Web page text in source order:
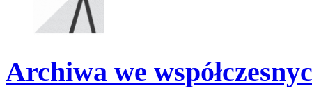
Archiwa we